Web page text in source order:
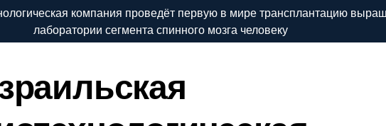
компания проведёт первую в мире трансплантацию
лаборатории сегмента спинного мозга человеку